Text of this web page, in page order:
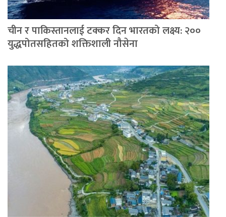
चीन र पाकिस्तानलाई टक्कर दिन भारतको लक्ष्य: २००
युद्धपोतसहितको शक्तिशाली नौसेना